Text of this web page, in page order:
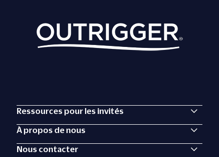
Ressources pour les invités
À propos de nous
Nous contacter